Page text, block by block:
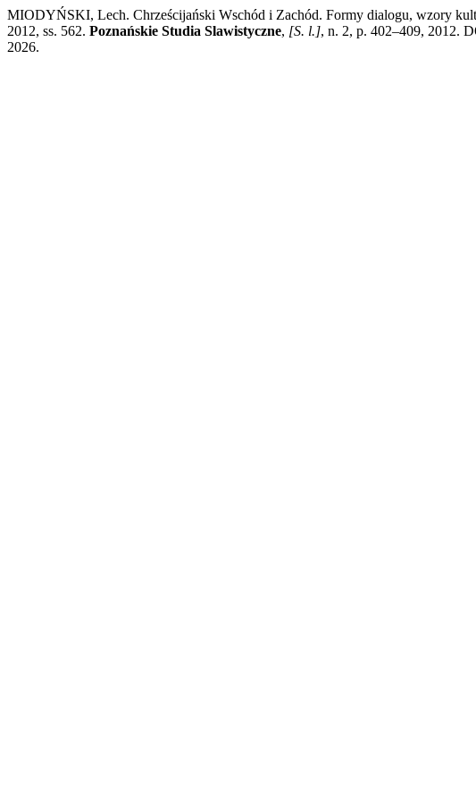
MIODYŃSKI, Lech. Chrześcijański Wschód i Zachód. Formy dialogu, wzory
2012, ss. 562. Poznańskie Studia Slawistyczne, [S. l.], n. 2, p. 402–409, 2012.
2026.